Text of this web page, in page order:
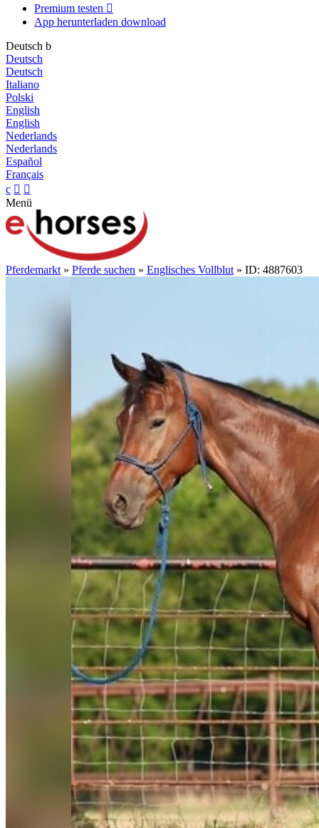
Premium testen 
App herunterladen download
Deutsch b
Deutsch
Deutsch
Italiano
Polski
English
English
Nederlands
Nederlands
Español
Français
c  
Menü
Pferdemarkt » Pferde suchen » Englisches Vollblut » ID: 4887603